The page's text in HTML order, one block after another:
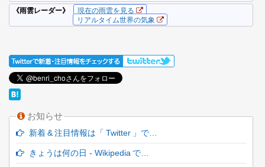
お知らせ
新着 & 注目情報は「 Twitter 」で…
きょうは何の日 - Wikipedia で…